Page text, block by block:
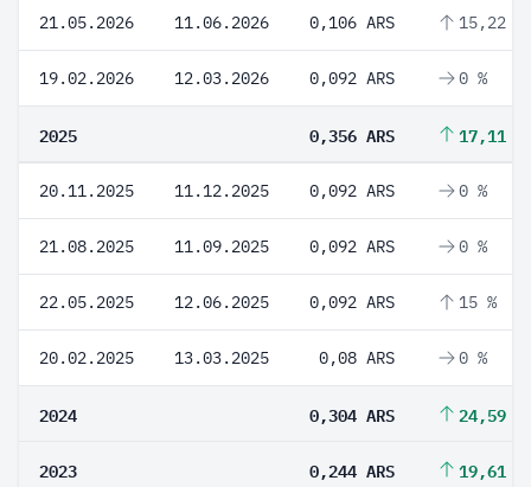
21.05.2026 11.06.2026 0,106 ARS 15,22 %
19.02.2026 12.03.2026 0,092 ARS 0 %
2025 0,356 ARS 17,11 %
20.11.2025 11.12.2025 0,092 ARS 0 %
21.08.2025 11.09.2025 0,092 ARS 0 %
22.05.2025 12.06.2025 0,092 ARS 15 %
20.02.2025 13.03.2025 0,08 ARS 0 %
2024 0,304 ARS 24,59 %
2023 0,244 ARS 19,61 %